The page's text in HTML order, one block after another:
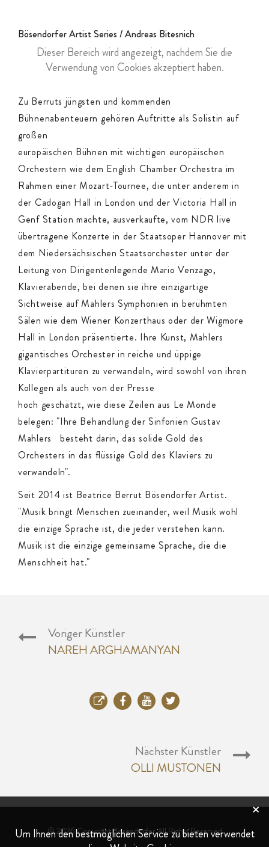
Bösendorfer Artist Series / Andreas Bitesnich
Dieser Bereich wird angezeigt, nachdem Sie die
Verwendung von Cookies akzeptiert haben.
Zu Berruts jüngsten und kommenden
Bühnenabenteuern gehören Auftritte als Solistin auf
großen
europäischen Bühnen mit wichtigen europäischen
Orchestern wie dem English Chamber Orchestra im
Rahmen einer Mozart-Tournee, die unter anderem in
der Cadogan Hall in London und der Victoria Hall in
Genf Station machte, ausverkaufte, vom NDR live
übertragene Konzerte in der Staatsoper Hannover mit
dem Niedersächsischen Staatsorchester unter der
Leitung von Dirigentenlegende Mario Venzago,
Klavierabende, bei denen sie ihre einzigartige
Sichtweise auf Mahlers Symphonien in berühmten
Sälen wie dem Wiener Konzerthaus oder der Wigmore
Hall in London präsentierte. Ihre Kunst, Mahlers
gigantisches Orchester in reiche und üppige
Klavierpartituren zu verwandeln, wird sowohl von ihren
Kollegen als auch von der Presse
hoch geschätzt, wie diese Zeilen aus Le Monde
belegen: "Ihre Behandlung der Sinfonien Gustav
Mahlers besteht darin, das solide Gold des
Orchesters in das flüssige Gold des Klaviers zu
verwandeln".
Seit 2014 ist Beatrice Berrut Bösendorfer Artist.
"Musik bringt Menschen zueinander, weil Musik wohl
die einzige Sprache ist, die jeder verstehen kann.
Musik ist die einzige gemeinsame Sprache, die die
Menschheit hat."
Voriger Künstler
NAREH ARGHAMANYAN
Nächster Künstler
OLLI MUSTONEN
© 2026 Copyright Bösendorfer All Rights Reserved
×
Um Ihnen den bestmöglichen Service zu bieten verwendet